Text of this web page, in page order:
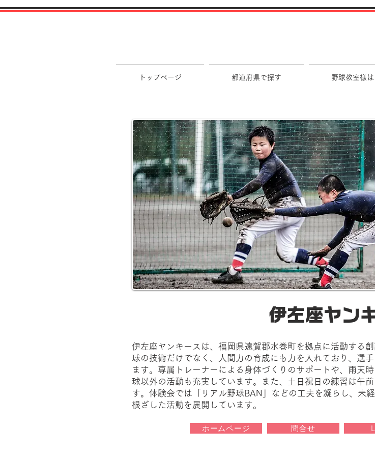
トップページ 都道府県で探す 野球教室様は
伊左座ヤン
伊左座ヤンキースは、福岡県遠賀郡水巻町を拠点に活動する
球の技術だけでなく、人間力の育成にも力を入れており、選
ます。​専属トレーナーによる身体づくりのサポートや、雨天
球以外の活動も充実しています。​また、土日祝日の練習は午
す。​体験会では「リアル野球BAN」などの工夫を凝らし、未
根ざした活動を展開しています。​
ホームページ 問合せ